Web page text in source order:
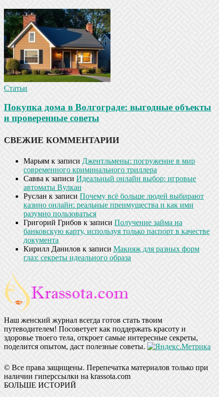
Статьи
Покупка дома в Волгограде: выгодные объекты
и проверенные советы
СВЕЖИЕ КОММЕНТАРИИ
Марьям к записи Джентльмены: погружение в мир
современного криминального триллера
Савва к записи Идеальный онлайн выбор: игровые
автоматы Вулкан
Руслан к записи Почему всё больше людей выбирают
казино онлайн: реальные преимущества и как ими
разумно пользоваться
Григорий Грибов к записи Получение займа на
банковскую карту, используя только паспорт в качестве
документа
Кирилл Данилов к записи Макияж для разных форм
глаз: секреты идеального образа
Наш женский журнал всегда готов стать твоим
путеводителем! Посоветует как поддержать красоту и
здоровье твоего тела, откроет самые интересные секреты,
поделится опытом, даст полезные советы.
© Все права защищены. Перепечатка материалов только при
наличии гиперссылки на krassota.com
БОЛЬШЕ ИСТОРИЙ